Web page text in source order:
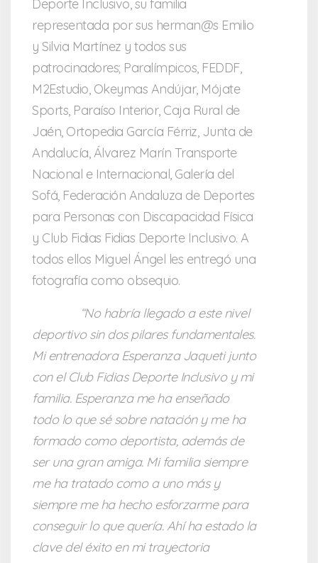
Deporte Inclusivo, su familia
representada por sus herman@s Emilio
y Silvia Martínez y todos sus
patrocinadores; Paralímpicos, FEDDF,
M2Estudio, Okeymas Andújar, Mójate
Sports, Paraíso Interior, Caja Rural de
Jaén, Ortopedia García Férriz, Junta de
Andalucía, Álvarez Marín Transporte
Nacional e Internacional, Galería del
Sofá, Federación Andaluza de Deportes
para Personas con Discapacidad Física
y Club Fidias Fidias Deporte Inclusivo. A
todos ellos Miguel Ángel les entregó una
fotografía como obsequio.
“No habría llegado a este nivel
deportivo sin dos pilares fundamentales.
Mi entrenadora Esperanza Jaqueti junto
con el Club Fidias Deporte Inclusivo y mi
familia. Esperanza me ha enseñado
todo lo que sé sobre natación y me ha
formado como deportista, además de
ser una gran amiga. Mi familia siempre
me ha tratado como a uno más y
siempre me ha hecho esforzarme para
conseguir lo que quería. Ahí ha estado la
clave del éxito en mi trayectoria